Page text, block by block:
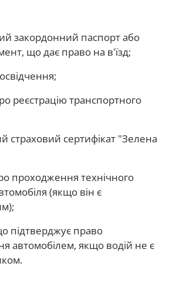
закордонний паспорт або
що дає право на в'їзд;
реєстрацію транспортного
страховий сертифікат "Зелена
проходження технічного
(якщо він є
підтверджує право
автомобілем, якщо водій не є